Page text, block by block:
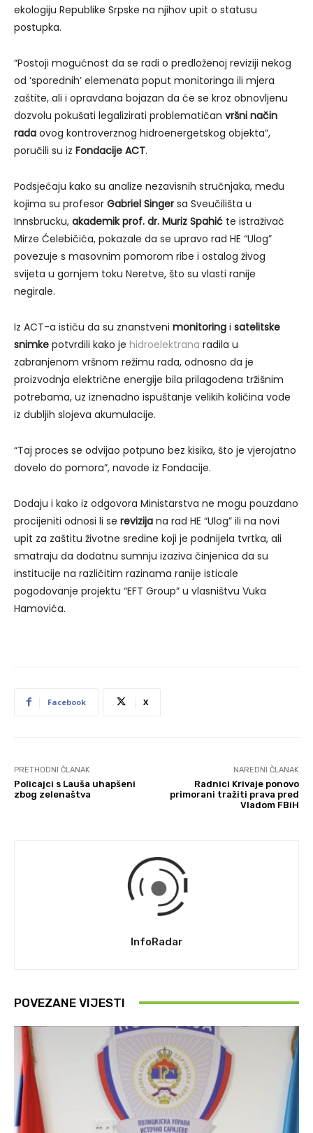
ekologiju Republike Srpske na njihov upit o statusu
postupka.
“Postoji mogućnost da se radi o predloženoj reviziji nekog
od ‘sporednih’ elemenata poput monitoringa ili mjera
zaštite, ali i opravdana bojazan da će se kroz obnovljenu
dozvolu pokušati legalizirati problematičan vršni način
rada ovog kontroverznog hidroenergetskog objekta”,
poručili su iz Fondacije ACT.
Podsjećaju kako su analize nezavisnih stručnjaka, među
kojima su profesor Gabriel Singer sa Sveučilišta u
Innsbrucku, akademik prof. dr. Muriz Spahić te istraživač
Mirze Ćelebičića, pokazale da se upravo rad HE “Ulog”
povezuje s masovnim pomorom ribe i ostalog živog
svijeta u gornjem toku Neretve, što su vlasti ranije
negirale.
Iz ACT-a ističu da su znanstveni monitoring i satelitske
snimke potvrdili kako je hidroelektrana radila u
zabranjenom vršnom režimu rada, odnosno da je
proizvodnja električne energije bila prilagođena tržišnim
potrebama, uz iznenadno ispuštanje velikih količina vode
iz dubljih slojeva akumulacije.
“Taj proces se odvijao potpuno bez kisika, što je vjerojatno
dovelo do pomora”, navode iz Fondacije.
Dodaju i kako iz odgovora Ministarstva ne mogu pouzdano
procijeniti odnosi li se revizija na rad HE “Ulog” ili na novi
upit za zaštitu životne sredine koji je podnijela tvrtka, ali
smatraju da dodatnu sumnju izaziva činjenica da su
institucije na različitim razinama ranije isticale
pogodovanje projektu “EFT Group” u vlasništvu Vuka
Hamovića.
Facebook X
PRETHODNI ČLANAK
Policajci s Lauša uhapšeni
zbog zelenaštva
NAREDNI ČLANAK
Radnici Krivaje ponovo
primorani tražiti prava pred
Vladom FBiH
InfoRadar
POVEZANE VIJESTI